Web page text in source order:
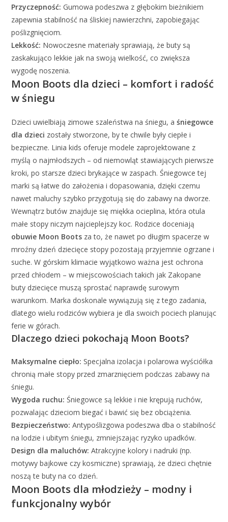
Przyczepność: Gumowa podeszwa z głębokim bieżnikiem
zapewnia stabilność na śliskiej nawierzchni, zapobiegając
poślizgnięciom.
Lekkość: Nowoczesne materiały sprawiają, że buty są
zaskakująco lekkie jak na swoją wielkość, co zwiększa
wygodę noszenia.
Moon Boots dla dzieci – komfort i radość
w śniegu
Dzieci uwielbiają zimowe szaleństwa na śniegu, aśniegowce
dla dzieci zostały stworzone, by te chwile były ciepłe i
bezpieczne. Linia kids oferuje modele zaprojektowane z
myślą o najmłodszych – od niemowląt stawiających pierwsze
kroki, po starsze dzieci brykające w zaspach. Śniegowce tej
marki są łatwe do założenia i dopasowania, dzięki czemu
nawet maluchy szybko przygotują się do zabawy na dworze.
Wewnątrz butów znajduje się miękka ocieplina, która otula
małe stopy niczym najcieplejszy koc. Rodzice doceniają
obuwie Moon Boots za to, że nawet po długim spacerze w
mroźny dzień dziecięce stopy pozostają przyjemnie ogrzane i
suche. W górskim klimacie wyjątkowo ważna jest ochrona
przed chłodem – w miejscowościach takich jak Zakopane
buty dziecięce muszą sprostać naprawdę surowym
warunkom. Marka doskonale wywiązują się z tego zadania,
dlatego wielu rodziców wybiera je dla swoich pociech planując
ferie w górach.
Dlaczego dzieci pokochają Moon Boots?
Maksymalne ciepło: Specjalna izolacja i polarowa wyściółka
chronią małe stopy przed zmarznięciem podczas zabawy na
śniegu.
Wygoda ruchu: Śniegowce są lekkie i nie krępują ruchów,
pozwalając dzieciom biegać i bawić się bez obciążenia.
Bezpieczeństwo: Antypoślizgowa podeszwa dba o stabilność
na lodzie i ubitym śniegu, zmniejszając ryzyko upadków.
Design dla maluchów: Atrakcyjne kolory i nadruki (np.
motywy bajkowe czy kosmiczne) sprawiają, że dzieci chętnie
noszą te buty na co dzień.
Moon Boots dla młodzieży – modny i
funkcjonalny wybór